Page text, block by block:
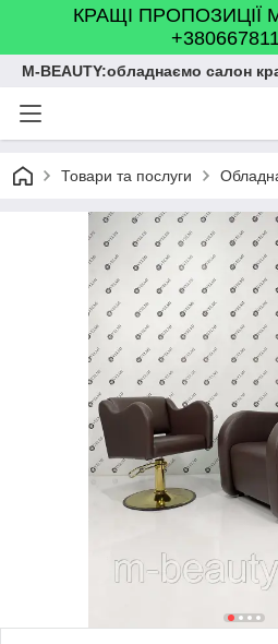
КРАЩІ ПРОПОЗИЦІЇ
M-BEAUTY:обладнаємо салон
Товари та послуги